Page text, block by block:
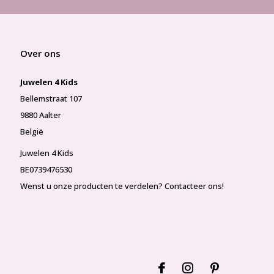
Over ons
Juwelen 4 Kids
Bellemstraat 107
9880 Aalter
België
Juwelen 4 Kids
BE0739476530
Wenst u onze producten te verdelen? Contacteer ons!